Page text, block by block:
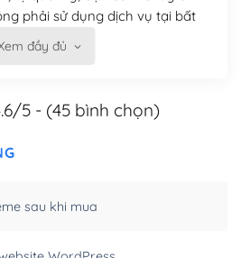
phải sử dụng dịch vụ tại bất
để thân thiện với SEO vì
đầy đủ
5 - (45 bình chọn)
sau khi mua